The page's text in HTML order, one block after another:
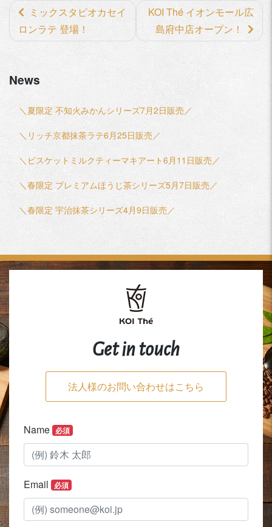
前
後
の
事
リ
ン
ミックスタピオカセイ
ロンラテ 登場！
KOI Thé イオンモール広
島府中店オープン！
News
＼夏限定 不知火みかんシリーズ7月2日販売／
＼リッチ京都抹茶ラテ6月25日販売／
＼ビスケットミルクティーマキアート6月11日販売／
＼春限定 プレミアムほうじ茶シリーズ5月7日販売／
＼春限定 宇治抹茶シリーズ4月9日販売／
Get in touch
法人様のお問い合わせはこちら
Name 必須
Email 必須